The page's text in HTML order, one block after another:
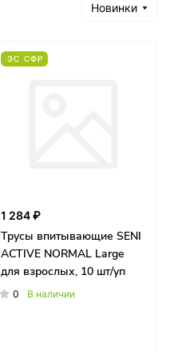
Новинки
ЭС СФР
1 284 ₽
Трусы впитывающие SENI
ACTIVE NORMAL Large
для взрослых, 10 шт/уп
0 В наличии